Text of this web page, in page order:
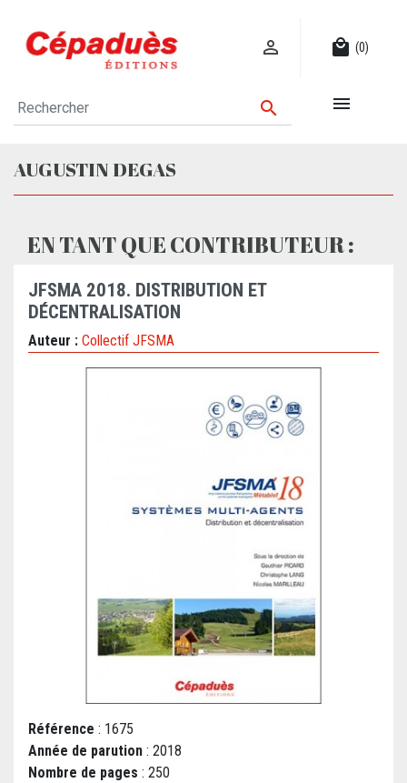
 local_mall (0)
 
AUGUSTIN DEGAS
EN TANT QUE CONTRIBUTEUR :
JFSMA 2018. DISTRIBUTION ET
DÉCENTRALISATION
Auteur : Collectif JFSMA
Référence : 1675
Année de parution : 2018
Nombre de pages : 250